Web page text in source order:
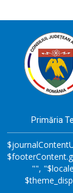
Primăria
"",